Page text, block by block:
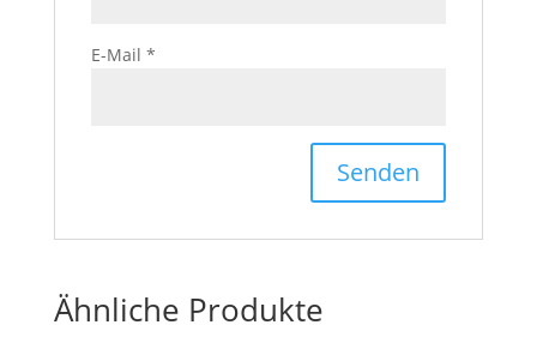
E-Mail *
Ähnliche Produkte